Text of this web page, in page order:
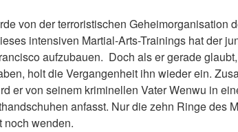
von der terroristischen Geheimorganisation
intensiven Martial-Arts-Trainings hat der
aufzubauen.  Doch als er gerade
holt die Vergangenheit ihn wieder ein.
er von seinem kriminellen Vater Wenwu in
anfasst. Nur die zehn Ringe des
noch wenden.